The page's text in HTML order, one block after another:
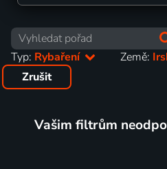
Typ: Rybaření Země:
Zrušit
Vašim filtrům